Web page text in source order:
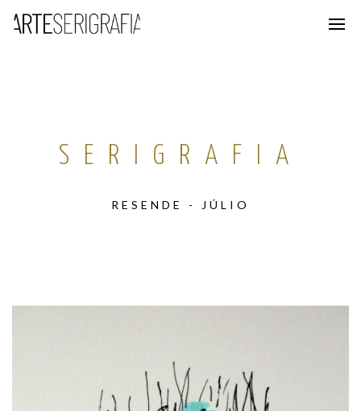
SERIGRAFIA
RESENDE - JÚLIO